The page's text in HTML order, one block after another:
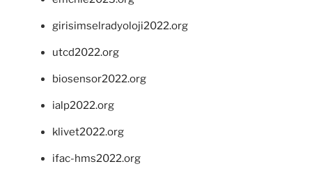
girisimselradyoloji2022.org
utcd2022.org
biosensor2022.org
ialp2022.org
klivet2022.org
ifac-hms2022.org